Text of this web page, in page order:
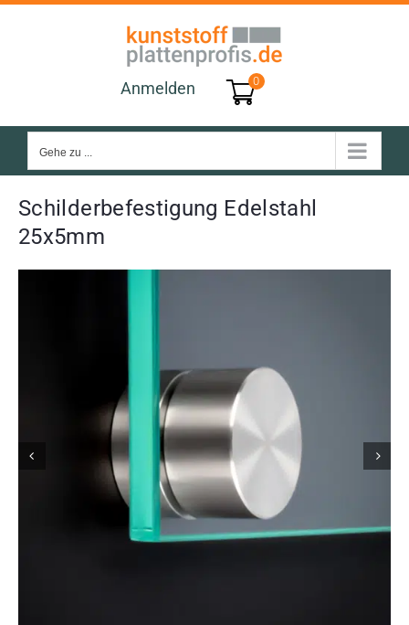
Anmelden
0
Gehe zu ...
Schilderbefestigung Edelstahl
25x5mm